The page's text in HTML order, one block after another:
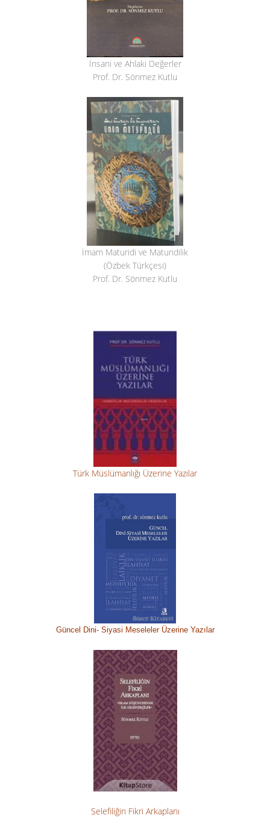
İnsani ve Ahlaki Değerler
Prof. Dr. Sönmez Kutlu
İmam Maturidi ve Maturidilik
(Özbek Türkçesi)
Prof. Dr. Sönmez Kutlu
Türk Müslümanlığı Üzerine Yazılar
Güncel Dini- Siyasi Meseleler Üzerine Yazılar
Selefiliğin Fikri Arkaplanı